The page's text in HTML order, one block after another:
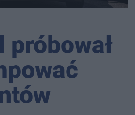
próbował